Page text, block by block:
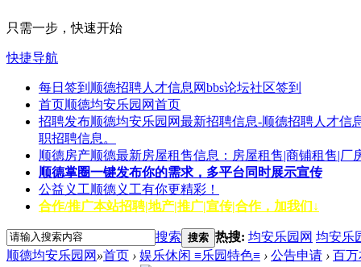
只需一步，快速开始
快捷导航
每日签到 顺德招聘人才信息网bbs论坛社区签到
首页顺德均安乐园网首页
招聘发布顺德均安乐园网最新招聘信息-顺德招聘人才信
职招聘信息。
顺德房产顺德最新房屋租售信息：房屋租售|商铺租售|厂
顺德掌圈一键发布你的需求，多平台同时展示宣传
公益义工顺德义工有你更精彩！
合作/推广本站招聘|地产|推广|宣传|合作，加我们↓
搜索 搜索 热搜: 均安乐园网 均安乐
顺德均安乐园网 »首页 › 娱乐休闲 ≡乐园特色≡ › 公告申请 › 百